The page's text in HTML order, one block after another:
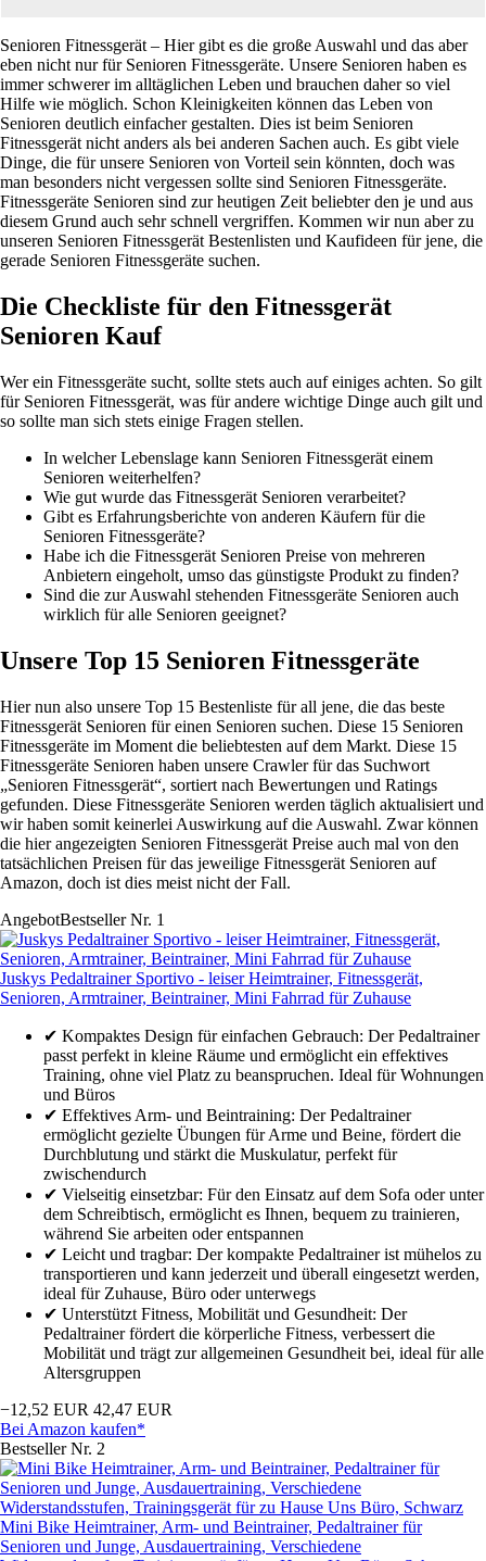
Senioren Fitnessgerät – Hier gibt es die große Auswahl und das aber
eben nicht nur für Senioren Fitnessgeräte. Unsere Senioren haben es
immer schwerer im alltäglichen Leben und brauchen daher so viel
Hilfe wie möglich. Schon Kleinigkeiten können das Leben von
Senioren deutlich einfacher gestalten. Dies ist beim Senioren
Fitnessgerät nicht anders als bei anderen Sachen auch. Es gibt viele
Dinge, die für unsere Senioren von Vorteil sein könnten, doch was
man besonders nicht vergessen sollte sind Senioren Fitnessgeräte.
Fitnessgeräte Senioren sind zur heutigen Zeit beliebter den je und aus
diesem Grund auch sehr schnell vergriffen. Kommen wir nun aber zu
unseren Senioren Fitnessgerät Bestenlisten und Kaufideen für jene, die
gerade Senioren Fitnessgeräte suchen.
Die Checkliste für den Fitnessgerät
Senioren Kauf
Wer ein Fitnessgeräte sucht, sollte stets auch auf einiges achten. So gilt
für Senioren Fitnessgerät, was für andere wichtige Dinge auch gilt und
so sollte man sich stets einige Fragen stellen.
In welcher Lebenslage kann Senioren Fitnessgerät einem
Senioren weiterhelfen?
Wie gut wurde das Fitnessgerät Senioren verarbeitet?
Gibt es Erfahrungsberichte von anderen Käufern für die
Senioren Fitnessgeräte?
Habe ich die Fitnessgerät Senioren Preise von mehreren
Anbietern eingeholt, umso das günstigste Produkt zu finden?
Sind die zur Auswahl stehenden Fitnessgeräte Senioren auch
wirklich für alle Senioren geeignet?
Unsere Top 15 Senioren Fitnessgeräte
Hier nun also unsere Top 15 Bestenliste für all jene, die das beste
Fitnessgerät Senioren für einen Senioren suchen. Diese 15 Senioren
Fitnessgeräte im Moment die beliebtesten auf dem Markt. Diese 15
Fitnessgeräte Senioren haben unsere Crawler für das Suchwort
„Senioren Fitnessgerät“, sortiert nach Bewertungen und Ratings
gefunden. Diese Fitnessgeräte Senioren werden täglich aktualisiert und
wir haben somit keinerlei Auswirkung auf die Auswahl. Zwar können
die hier angezeigten Senioren Fitnessgerät Preise auch mal von den
tatsächlichen Preisen für das jeweilige Fitnessgerät Senioren auf
Amazon, doch ist dies meist nicht der Fall.
AngebotBestseller Nr. 1
Juskys Pedaltrainer Sportivo - leiser Heimtrainer, Fitnessgerät,
Senioren, Armtrainer, Beintrainer, Mini Fahrrad für Zuhause
✔ Kompaktes Design für einfachen Gebrauch: Der Pedaltrainer
passt perfekt in kleine Räume und ermöglicht ein effektives
Training, ohne viel Platz zu beanspruchen. Ideal für Wohnungen
und Büros
✔ Effektives Arm- und Beintraining: Der Pedaltrainer
ermöglicht gezielte Übungen für Arme und Beine, fördert die
Durchblutung und stärkt die Muskulatur, perfekt für
zwischendurch
✔ Vielseitig einsetzbar: Für den Einsatz auf dem Sofa oder unter
dem Schreibtisch, ermöglicht es Ihnen, bequem zu trainieren,
während Sie arbeiten oder entspannen
✔ Leicht und tragbar: Der kompakte Pedaltrainer ist mühelos zu
transportieren und kann jederzeit und überall eingesetzt werden,
ideal für Zuhause, Büro oder unterwegs
✔ Unterstützt Fitness, Mobilität und Gesundheit: Der
Pedaltrainer fördert die körperliche Fitness, verbessert die
Mobilität und trägt zur allgemeinen Gesundheit bei, ideal für alle
Altersgruppen
−12,52 EUR 42,47 EUR
Bei Amazon kaufen*
Bestseller Nr. 2
Mini Bike Heimtrainer, Arm- und Beintrainer, Pedaltrainer für
Senioren und Junge, Ausdauertraining, Verschiedene